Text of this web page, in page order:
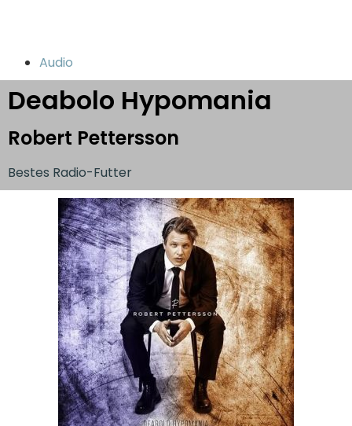
Audio
Deabolo Hypomania
Robert Pettersson
Bestes Radio-Futter